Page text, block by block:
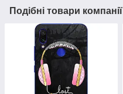
Подібні товари компанії